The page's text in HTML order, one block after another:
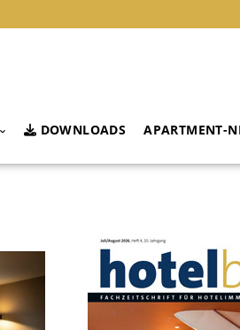
DOWNLOADS APARTMENT-